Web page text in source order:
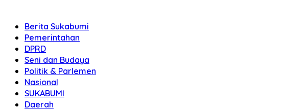
Berita Sukabumi
Pemerintahan
DPRD
Seni dan Budaya
Politik & Parlemen
Nasional
SUKABUMI
Daerah